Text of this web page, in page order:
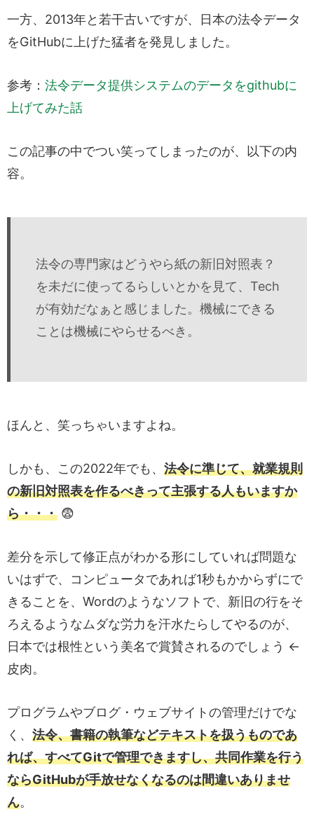
一方、2013年と若干古いですが、日本の法令データ
をGitHubに上げた猛者を発見しました。
参考： 法令データ提供システムのデータをgithubに
上げてみた話
この記事の中でつい笑ってしまったのが、以下の内
容。
法令の専門家はどうやら紙の新旧対照表？
を未だに使ってるらしいとかを見て、Tech
が有効だなぁと感じました。機械にできる
ことは機械にやらせるべき。
ほんと、笑っちゃいますよね。
しかも、この2022年でも、 法令に準じて、就業規則
の新旧対照表を作るべきって主張する人もいますか
ら・・・ 😨
差分を示して修正点がわかる形にしていれば問題な
いはずで、コンピュータであれば1秒もかからずにで
きることを、Wordのようなソフトで、新旧の行をそ
ろえるようなムダな労力を汗水たらしてやるのが、
日本では根性という美名で賞賛されるのでしょう ←
皮肉。
プログラムやブログ・ウェブサイトの管理だけでな
く、 法令、書籍の執筆などテキストを扱うものであ
れば、すべてGitで管理できますし、共同作業を行う
ならGitHubが手放せなくなるのは間違いありませ
ん。